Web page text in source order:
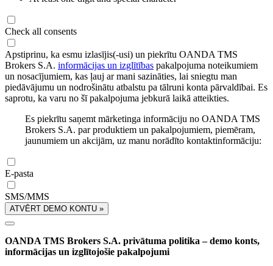
Check all consents
Apstiprinu, ka esmu izlasījis(-usi) un piekrītu OANDA TMS
Brokers S.A. informācijas un izglītības pakalpojuma noteikumiem
un nosacījumiem, kas ļauj ar mani sazināties, lai sniegtu man
piedāvājumu un nodrošinātu atbalstu pa tālruni konta pārvaldībai. Es
saprotu, ka varu no šī pakalpojuma jebkurā laikā atteikties.
Es piekrītu saņemt mārketinga informāciju no OANDA TMS
Brokers S.A. par produktiem un pakalpojumiem, piemēram,
jaunumiem un akcijām, uz manu norādīto kontaktinformāciju:
E-pasta
SMS/MMS
ATVĒRT DEMO KONTU »
OANDA TMS Brokers S.A. privātuma politika – demo konts,
informācijas un izglītojošie pakalpojumi